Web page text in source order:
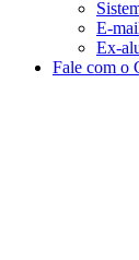
E-
Ex-
Fale com o